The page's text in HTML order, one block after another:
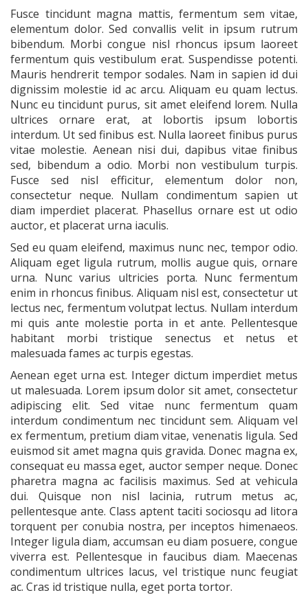
Fusce tincidunt magna mattis, fermentum sem vitae,
elementum dolor. Sed convallis velit in ipsum rutrum
bibendum. Morbi congue nisl rhoncus ipsum laoreet
fermentum quis vestibulum erat. Suspendisse potenti.
Mauris hendrerit tempor sodales. Nam in sapien id dui
dignissim molestie id ac arcu. Aliquam eu quam lectus.
Nunc eu tincidunt purus, sit amet eleifend lorem. Nulla
ultrices ornare erat, at lobortis ipsum lobortis
interdum. Ut sed finibus est. Nulla laoreet finibus purus
vitae molestie. Aenean nisi dui, dapibus vitae finibus
sed, bibendum a odio. Morbi non vestibulum turpis.
Fusce sed nisl efficitur, elementum dolor non,
consectetur neque. Nullam condimentum sapien ut
diam imperdiet placerat. Phasellus ornare est ut odio
auctor, et placerat urna iaculis.
Sed eu quam eleifend, maximus nunc nec, tempor odio.
Aliquam eget ligula rutrum, mollis augue quis, ornare
urna. Nunc varius ultricies porta. Nunc fermentum
enim in rhoncus finibus. Aliquam nisl est, consectetur ut
lectus nec, fermentum volutpat lectus. Nullam interdum
mi quis ante molestie porta in et ante. Pellentesque
habitant morbi tristique senectus et netus et
malesuada fames ac turpis egestas.
Aenean eget urna est. Integer dictum imperdiet metus
ut malesuada. Lorem ipsum dolor sit amet, consectetur
adipiscing elit. Sed vitae nunc fermentum quam
interdum condimentum nec tincidunt sem. Aliquam vel
ex fermentum, pretium diam vitae, venenatis ligula. Sed
euismod sit amet magna quis gravida. Donec magna ex,
consequat eu massa eget, auctor semper neque. Donec
pharetra magna ac facilisis maximus. Sed at vehicula
dui. Quisque non nisl lacinia, rutrum metus ac,
pellentesque ante. Class aptent taciti sociosqu ad litora
torquent per conubia nostra, per inceptos himenaeos.
Integer ligula diam, accumsan eu diam posuere, congue
viverra est. Pellentesque in faucibus diam. Maecenas
condimentum ultrices lacus, vel tristique nunc feugiat
ac. Cras id tristique nulla, eget porta tortor.